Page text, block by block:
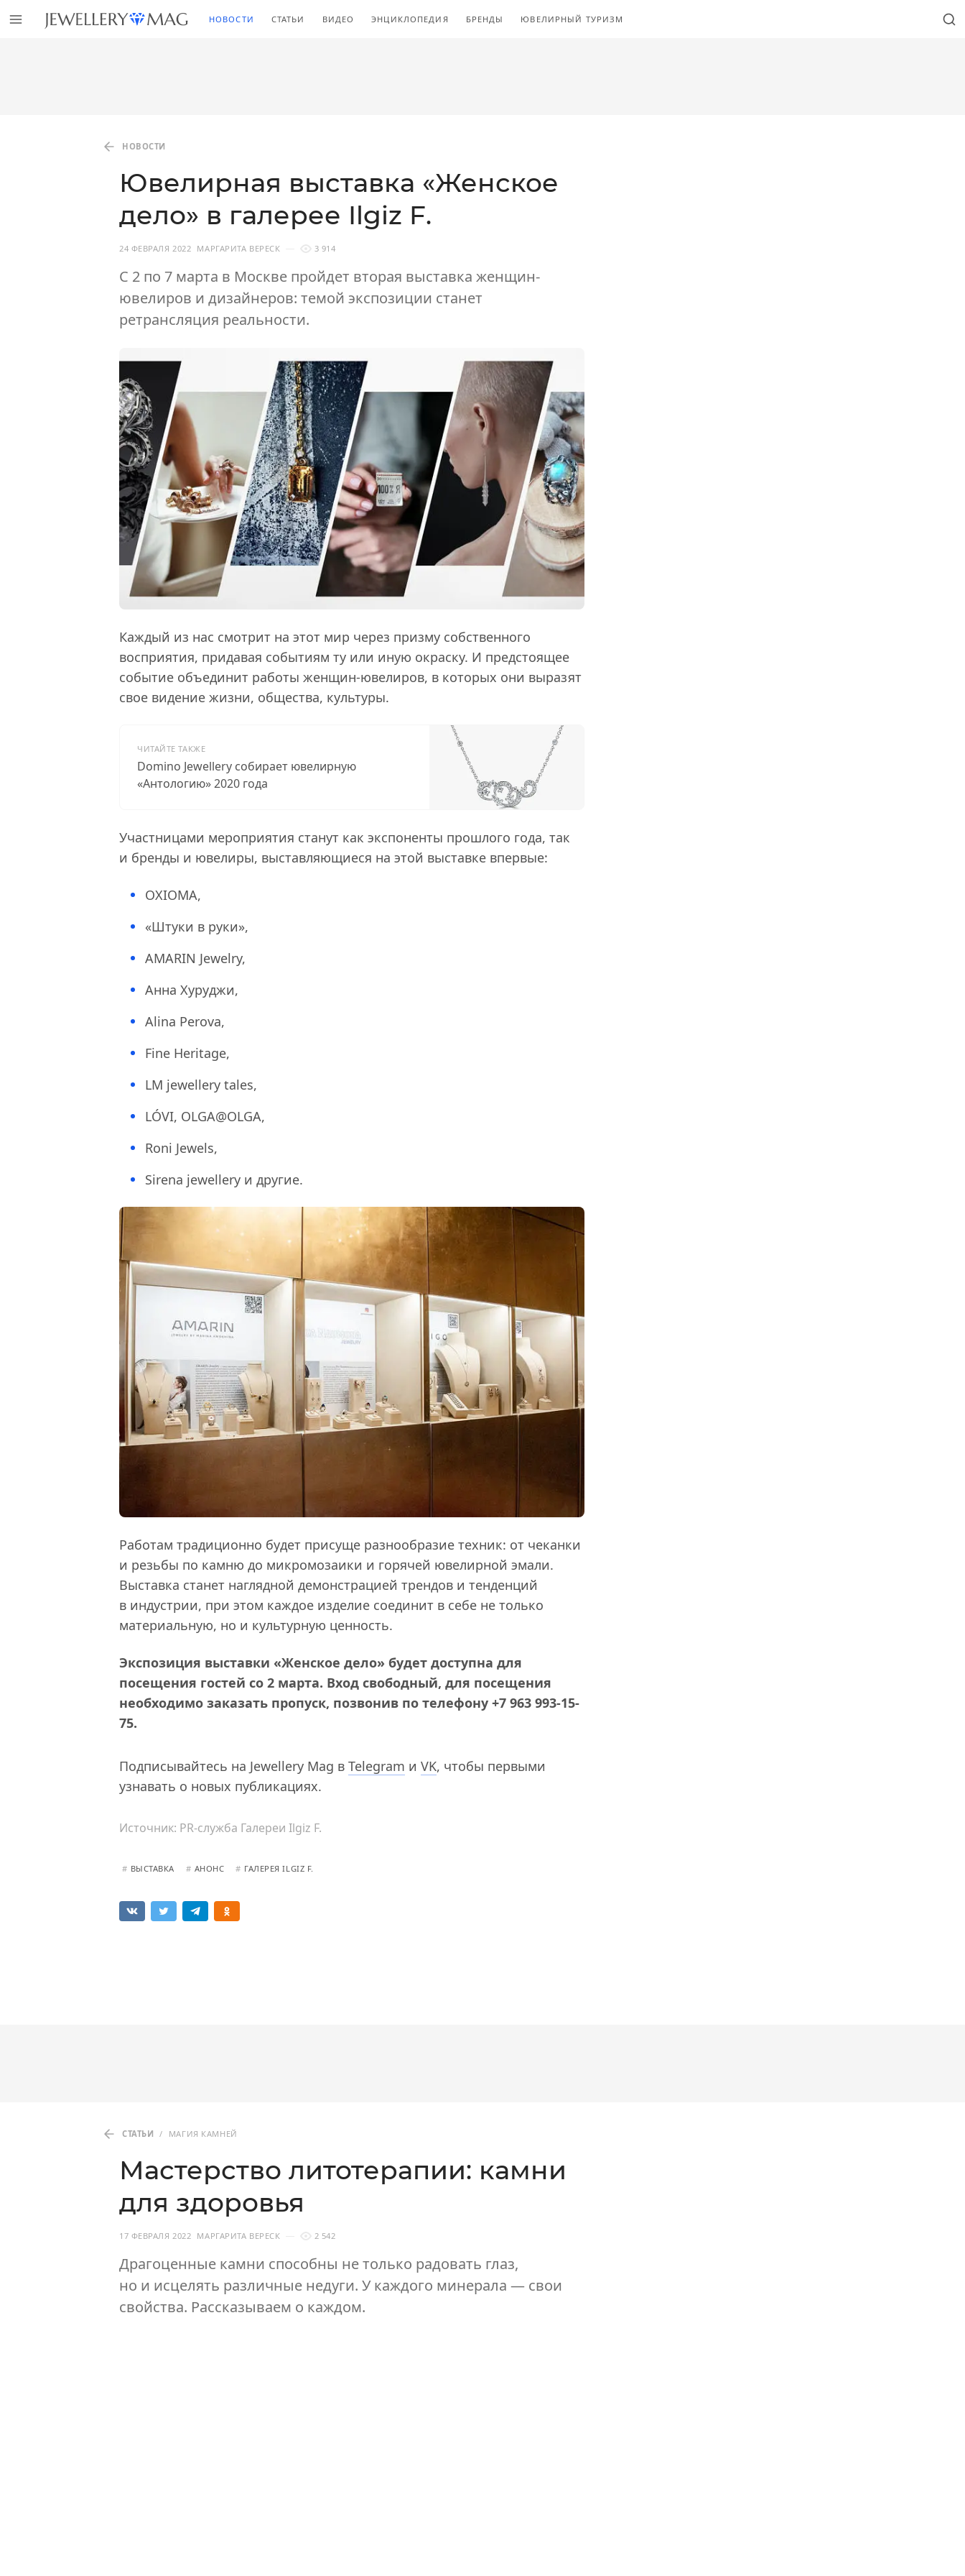
НОВОСТИ СТАТЬИ ВИДЕО ЭНЦИКЛОПЕДИЯ БРЕНДЫ ЮВЕЛИРНЫЙ ТУРИЗМ
НОВОСТИ
Ювелирная выставка «Женское
дело» в галерее Ilgiz F.
24 ФЕВРАЛЯ 2022 МАРГАРИТА ВЕРЕСК 3 914
С 2 по 7 марта в Москве пройдет вторая выставка женщин-
ювелиров и дизайнеров: темой экспозиции станет
ретрансляция реальности.
Каждый из нас смотрит на этот мир через призму собственного
восприятия, придавая событиям ту или иную окраску. И предстоящее
событие объединит работы женщин-ювелиров, в которых они выразят
свое видение жизни, общества, культуры.
ЧИТАЙТЕ ТАКЖЕ
Domino Jewellery собирает ювелирную
«Антологию» 2020 года
Участницами мероприятия станут как экспоненты прошлого года, так
и бренды и ювелиры, выставляющиеся на этой выставке впервые:
OXIOMA,
«Штуки в руки»,
AMARIN Jewelry,
Анна Хуруджи,
Alina Perova,
Fine Heritage,
LM jewellery tales,
LÓVI, OLGA@OLGA,
Roni Jewels,
Sirena jewellery и другие.
Работам традиционно будет присуще разнообразие техник: от чеканки
и резьбы по камню до микромозаики и горячей ювелирной эмали.
Выставка станет наглядной демонстрацией трендов и тенденций
в индустрии, при этом каждое изделие соединит в себе не только
материальную, но и культурную ценность.
Экспозиция выставки «Женское дело» будет доступна для
посещения гостей со 2 марта. Вход свободный, для посещения
необходимо заказать пропуск, позвонив по телефону +7 963 993-15-
75.
Подписывайтесь на Jewellery Mag в Telegram и VK, чтобы первыми
узнавать о новых публикациях.
Источник: PR-служба Галереи Ilgiz F.
# ВЫСТАВКА # АНОНС # ГАЛЕРЕЯ ILGIZ F.
СТАТЬИ / МАГИЯ КАМНЕЙ
Мастерство литотерапии: камни
для здоровья
17 ФЕВРАЛЯ 2022 МАРГАРИТА ВЕРЕСК 2 542
Драгоценные камни способны не только радовать глаз,
но и исцелять различные недуги. У каждого минерала — свои
свойства. Рассказываем о каждом.